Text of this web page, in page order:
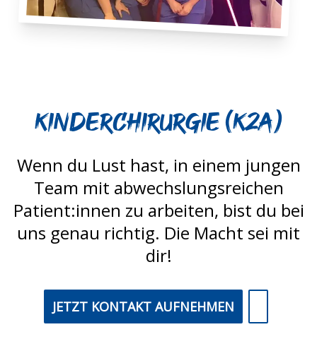
Kinderchirurgie (K2A)
Wenn du Lust hast, in einem jungen
Team mit abwechslungsreichen
Patient:innen zu arbeiten, bist du bei
uns genau richtig. Die Macht sei mit
dir!
JETZT KONTAKT AUFNEHMEN